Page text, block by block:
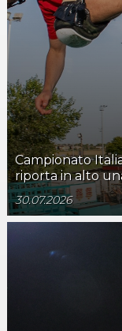
30.07.2026
Campionato
riporta in alto